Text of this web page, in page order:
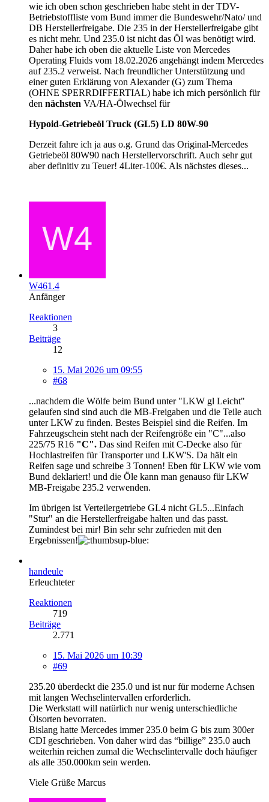
wie ich oben schon geschrieben habe steht in der TDV-
Betriebstoffliste vom Bund immer die Bundeswehr/Nato/ und
DB Herstellerfreigabe. Die 235 in der Herstellerfreigabe gibt
es nicht mehr. Und 235.0 ist nicht das Öl was benötigt wird.
Daher habe ich oben die aktuelle Liste von Mercedes
Operating Fluids vom 18.02.2026 angehängt indem Mercedes
auf 235.2 verweist. Nach freundlicher Unterstützung und
einer guten Erklärung von Alexander (G) zum Thema
(OHNE SPERRDIFFERTIAL) habe ich mich persönlich für
den nächsten VA/HA-Ölwechsel für
Hypoid-Getrie­beöl Truck (GL5) LD 80W-90
Derzeit fahre ich ja aus o.g. Grund das Original-Mercedes
Getriebeöl 80W90 nach Herstellervorschrift. Auch sehr gut
aber definitiv zu Teuer! 4Liter-100€. Als nächstes dieses...
W461.4
Anfänger
Reaktionen
3
Beiträge
12
15. Mai 2026 um 09:55
#68
...nachdem die Wölfe beim Bund unter "LKW gl Leicht"
gelaufen sind sind auch die MB-Freigaben und die Teile auch
unter LKW zu finden. Bestes Beispiel sind die Reifen. Im
Fahrzeugschein steht nach der Reifengröße ein "C"...also
225/75 R16 "C". Das sind Reifen mit C-Decke also für
Hochlastreifen für Transporter und LKW'S. Da hält ein
Reifen sage und schreibe 3 Tonnen! Eben für LKW wie vom
Bund deklariert! und die Öle kann man genauso für LKW
MB-Freigabe 235.2 verwenden.
Im übrigen ist Verteilergetriebe GL4 nicht GL5...Einfach
"Stur" an die Herstellerfreigabe halten und das passt.
Zumindest bei mir! Bin sehr sehr zufrieden mit den
Ergebnissen!
handeule
Erleuchteter
Reaktionen
719
Beiträge
2.771
15. Mai 2026 um 10:39
#69
235.20 überdeckt die 235.0 und ist nur für moderne Achsen
mit langen Wechselintervallen erforderlich.
Die Werkstatt will natürlich nur wenig unterschiedliche
Ölsorten bevorraten.
Bislang hatte Mercedes immer 235.0 beim G bis zum 300er
CDI geschrieben. Von daher wird das “billige” 235.0 auch
weiterhin reichen zumal die Wechselintervalle doch häufiger
als alle 350.000km sein werden.
Viele Grüße Marcus